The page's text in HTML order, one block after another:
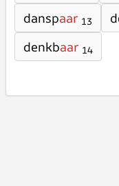
danspaar 13
denkbaar 14